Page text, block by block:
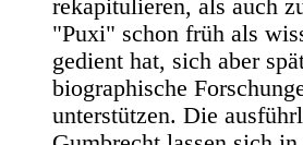
rekapitulieren, als auch
"Puxi" schon früh als
gedient hat, sich aber
biographische
unterstützen. Die